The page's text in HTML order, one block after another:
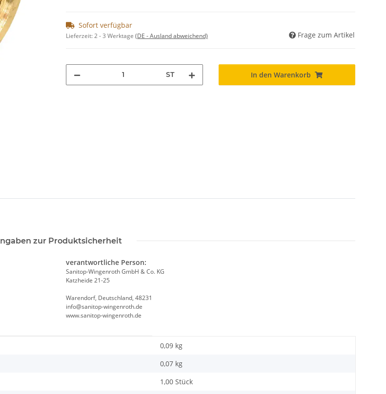
Sofort verfügbar
Lieferzeit:2 - 3 Werktage (DE - Ausland abweichend) Frage zum Artikel
ST In den Warenkorb
zur Produktsicherheit
verantwortliche Person:
Sanitop-Wingenroth GmbH & Co. KG
Katzheide 21-25
Warendorf, Deutschland, 48231
info@sanitop-wingenroth.de
www.sanitop-wingenroth.de
0,09 kg
0,07 kg
1,00 Stück